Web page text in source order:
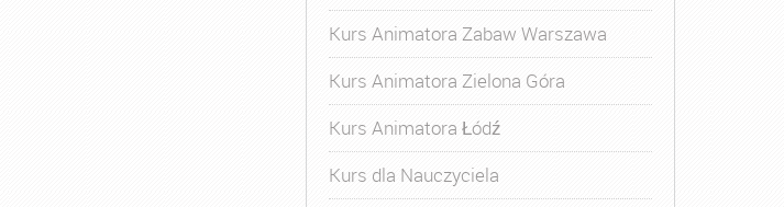
Kurs Animatora Zabaw Warszawa
Kurs Animatora Zielona Góra
Kurs Animatora Łódź
Kurs dla Nauczyciela